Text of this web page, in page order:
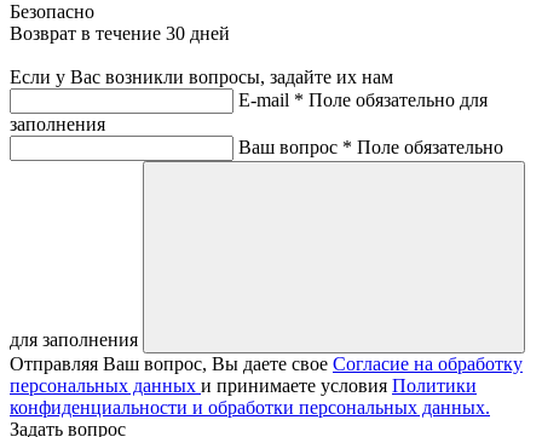
Безопасно
Возврат в течение 30 дней
Если у Вас возникли вопросы, задайте их нам
E-mail * Поле обязательно для
заполнения
Ваш вопрос * Поле обязательно
для заполнения
Отправляя Ваш вопрос, Вы даете свое Согласие на обработку
персональных данных и принимаете условия Политики
конфиденциальности и обработки персональных данных.
Задать вопрос